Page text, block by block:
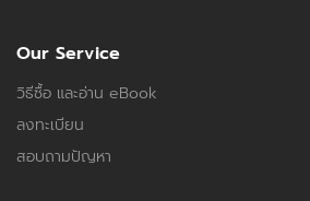
Our Service
วิธีซื้อ และอ่าน eBook
ลงทะเบียน
สอบถามปัญหา